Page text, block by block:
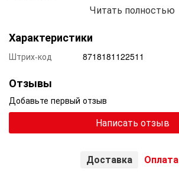
• Комплект для ремонта
Читать полностью
Характеристики
Штрих-код 8718181122511
Отзывы
Добавьте первый отзыв
Написать отзыв
Доставка Оплата